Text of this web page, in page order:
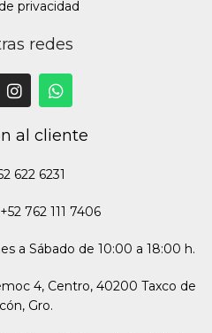
privacidad
redes
al cliente
622 6231
762 111 7406
a Sábado de 10:00 a 18:00 h.
4, Centro, 40200 Taxco de
Gro.